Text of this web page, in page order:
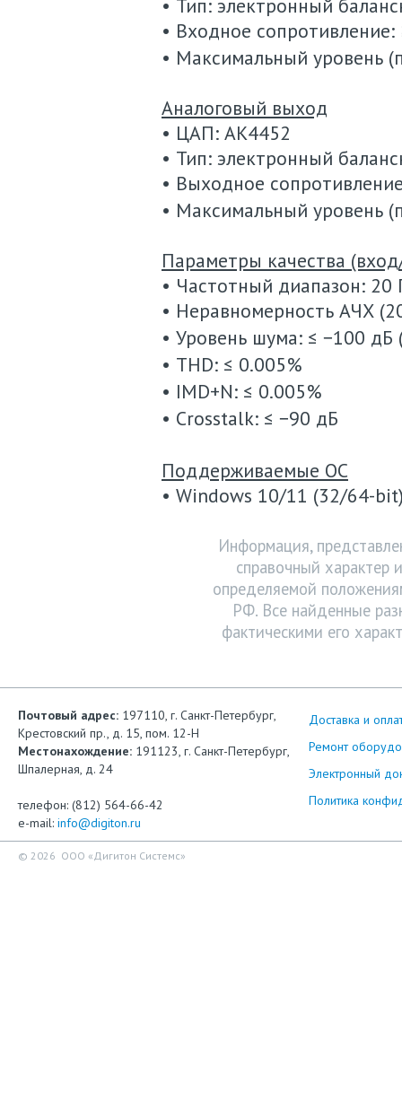
• Тип: электронный
• Входное
• Максимальный уровень
Аналоговый выход
• ЦАП: AK4452
• Тип: электронный
• Выходное
• Максимальный уровень
Параметры качества
• Частотный диапазон: 20
• Неравномерность АЧХ
• Уровень шума: ≤ −100 дБ
• THD: ≤ 0.005%
• IMD+N: ≤ 0.005%
• Crosstalk: ≤ −90 дБ
Поддерживаемые ОС
• Windows 10/11 (32/64-
Информация,
справочный характер
определяемой
РФ. Все найденные
фактическими его
Почтовый адрес: 197110, г. Санкт-Петербург,
Крестовский пр., д. 15, пом. 12-Н
Местонахождение: 191123, г. Санкт-Петербург,
Шпалерная, д. 24
телефон: (812) 564-66-42
e-mail: info@digiton.ru
Доставка и
Ремонт
Электронный
Политика
© 2026 ООО «Дигитон Системс»